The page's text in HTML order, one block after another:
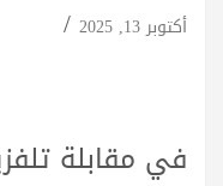
أكتوبر 13, 2025
في مقابلة